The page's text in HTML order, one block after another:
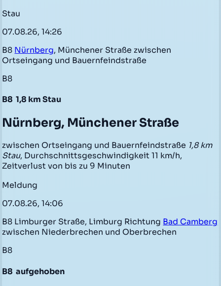
Stau
07.08.26, 14:26
B8 Nürnberg, Münchener Straße zwischen
Ortseingang und Bauernfeindstraße
B8
B8 1,8 km Stau
Nürnberg, Münchener Straße
zwischen Ortseingang und Bauernfeindstraße 1,8 km
Stau, Durchschnittsgeschwindigkeit 11 km/h,
Zeitverlust von bis zu 9 Minuten
Meldung
07.08.26, 14:06
B8 Limburger Straße, Limburg Richtung Bad Camberg
zwischen Niederbrechen und Oberbrechen
B8
B8 aufgehoben